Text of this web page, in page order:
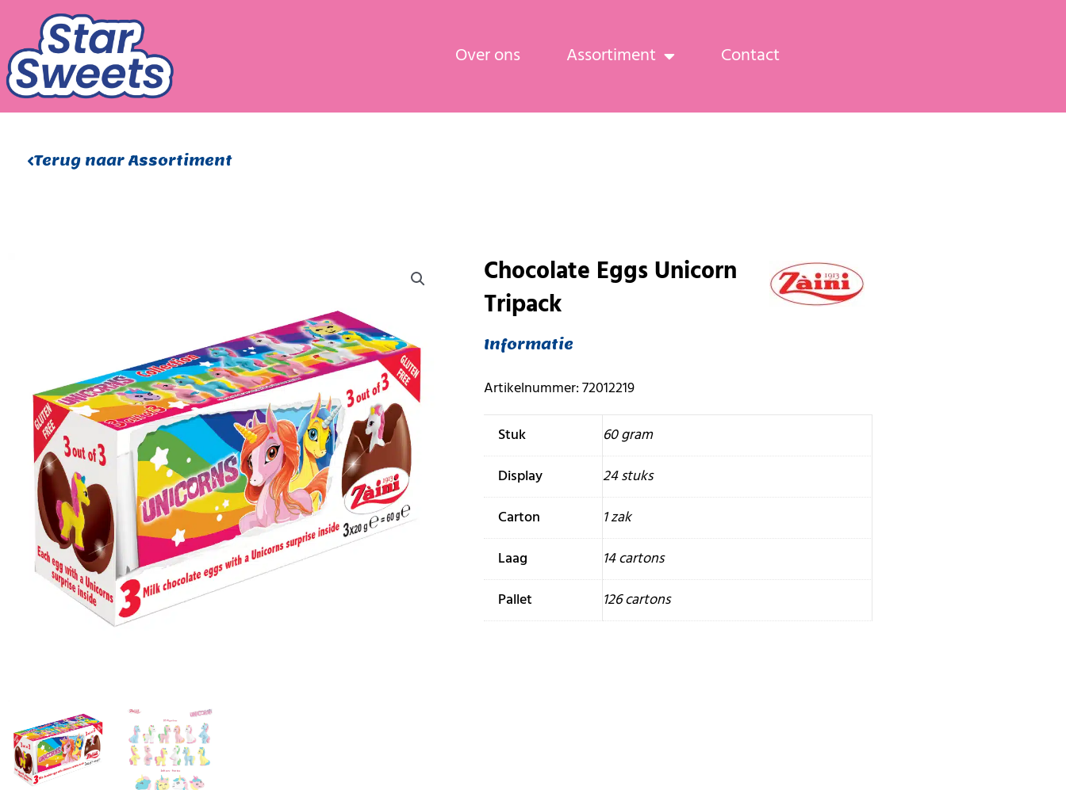
inhoud
Over ons Assortiment Contact
Terug naar Assortiment
Chocolate Eggs Unicorn
Tripack
Informatie
Artikelnummer: 72012219
Stuk
60 gram
Display
24 stuks
Carton
1 zak
Laag
14 cartons
Pallet
126 cartons